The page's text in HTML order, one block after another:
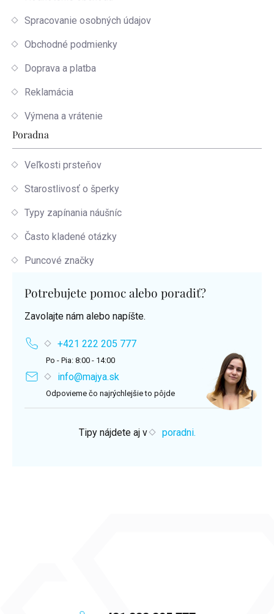
Spracovanie osobných údajov
Obchodné podmienky
Doprava a platba
Reklamácia
Výmena a vrátenie
Poradna
Veľkosti prsteňov
Starostlivosť o šperky
Typy zapínania náušníc
Často kladené otázky
Puncové značky
Potrebujete pomoc alebo poradiť?
Zavolajte nám alebo napíšte.
+421 222 205 777
Po - Pia: 8:00 - 14:00
info@majya.sk
Odpovieme čo najrýchlejšie to pôjde
Tipy nájdete aj v poradni.